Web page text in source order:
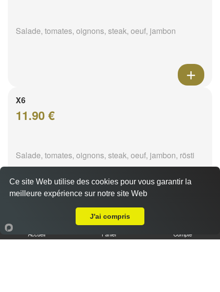
Salade, tomates, oignons, steak, oeuf, jambon
X6
11.90 €
Salade, tomates, oignons, steak, oeuf, jambon, rösti
13.90 €
Accueil Panier Compte
Ce site Web utilise des cookies pour vous garantir la
meilleure expérience sur notre site Web
J'ai compris